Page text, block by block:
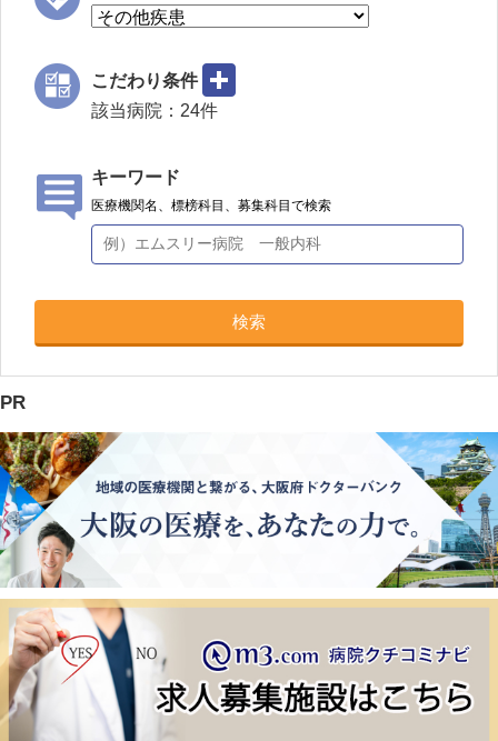
こだわり条件
該当病院： 24件
キーワード
医療機関名、標榜科目、募集科目で検索
検索
PR